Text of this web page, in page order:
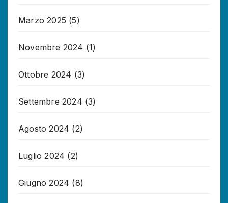
Marzo 2025 (5)
Novembre 2024 (1)
Ottobre 2024 (3)
Settembre 2024 (3)
Agosto 2024 (2)
Luglio 2024 (2)
Giugno 2024 (8)